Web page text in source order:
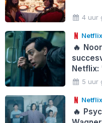
4 uur
Netflix
🔥
5 uur
Netflix
🔥